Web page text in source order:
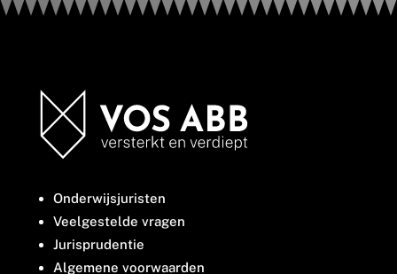
Onderwijsjuristen
Veelgestelde vragen
Jurisprudentie
Algemene voorwaarden